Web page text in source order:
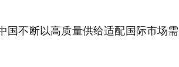
不断以高质量供给适配国际市场需